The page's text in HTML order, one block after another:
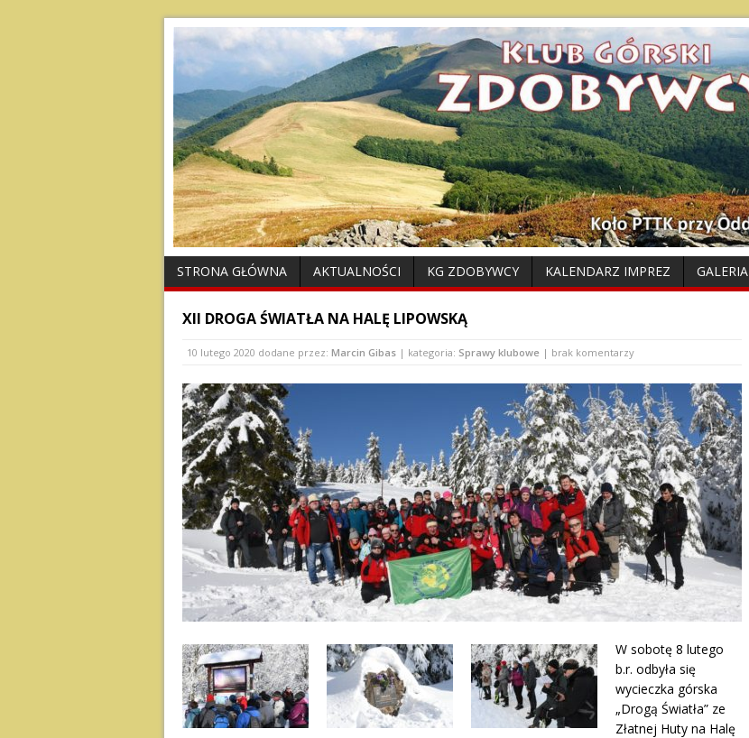
STRONA GŁÓWNA AKTUALNOŚCI KG ZDOBYWCY KALENDARZ IMPREZ GALERIA
XII DROGA ŚWIATŁA NA HALĘ LIPOWSKĄ
10 lutego 2020 dodane przez: Marcin Gibas | kategoria: Sprawy klubowe | brak komentarzy
W sobotę 8 lutego
b.r. odbyła się
wycieczka górska
„Drogą Światła” ze
Złatnej Huty na Halę